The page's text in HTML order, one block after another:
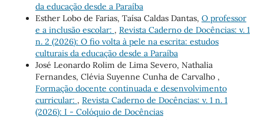
da educação desde a Paraíba
Esther Lobo de Farias, Taísa Caldas Dantas, O professor
e a inclusão escolar: , Revista Caderno de Docências: v. 1
n. 2 (2026): O fio volta à pele na escrita: estudos
culturais da educação desde a Paraíba
José Leonardo Rolim de Lima Severo, Nathalia
Fernandes, Clévia Suyenne Cunha de Carvalho ,
Formação docente continuada e desenvolvimento
curricular: , Revista Caderno de Docências: v. 1 n. 1
(2026): I - Colóquio de Docências